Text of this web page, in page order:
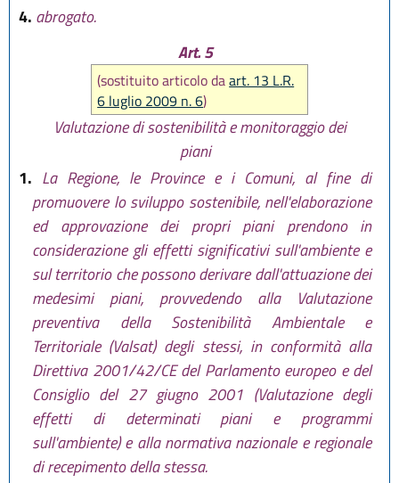
4. abrogato.
Art. 5
(sostituito articolo daart. 13 L.R.
6 luglio 2009 n. 6)
Valutazione di sostenibilità e monitoraggio dei
piani
1. La Regione, le Province e i Comuni, al fine di
promuovere lo sviluppo sostenibile, nell'elaborazione
ed approvazione dei propri piani prendono in
considerazione gli effetti significativi sull'ambiente e
sul territorio che possono derivare dall'attuazione dei
medesimi piani, provvedendo alla Valutazione
preventiva della Sostenibilità Ambientale e
Territoriale (Valsat) degli stessi, in conformità alla
Direttiva 2001/42/CE del Parlamento europeo e del
Consiglio del 27 giugno 2001 (Valutazione degli
effetti di determinati piani e programmi
sull'ambiente) e alla normativa nazionale e regionale
di recepimento della stessa.